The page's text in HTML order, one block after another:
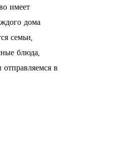
имеет
дома
семьи,
блюда,
в
кулинарные
и
для
и
готовим еду